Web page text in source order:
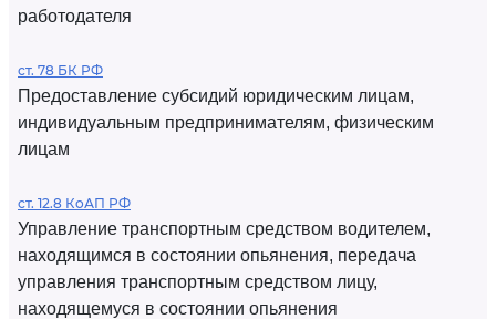
работодателя
ст. 78 БК РФ
Предоставление субсидий юридическим лицам,
индивидуальным предпринимателям, физическим
лицам
ст. 12.8 КоАП РФ
Управление транспортным средством водителем,
находящимся в состоянии опьянения, передача
управления транспортным средством лицу,
находящемуся в состоянии опьянения